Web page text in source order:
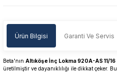
Ürün Bilgisi Garanti Ve Servis
Beta'nın Altıköşe İnç Lokma 920A-AS 11/16
üretilmiştir ve dayanıklılığı ile dikkat çeker.